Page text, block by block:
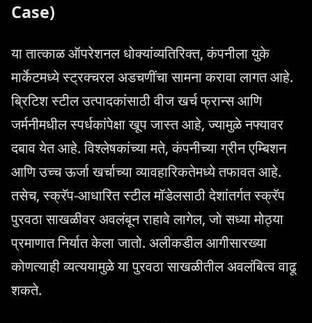
Case)
या तात्काळ ऑपरेशनल धोक्यांव्यतिरिक्त, कंपनीला युके
मार्केटमध्ये स्ट्रक्चरल अडचणींचा सामना करावा लागत आहे.
ब्रिटिश स्टील उत्पादकांसाठी वीज खर्च फ्रान्स आणि
जर्मनीमधील स्पर्धकांपेक्षा खूप जास्त आहे, ज्यामुळे नफ्यावर
दबाव येत आहे. विश्लेषकांच्या मते, कंपनीच्या ग्रीन एम्बिशन
आणि उच्च ऊर्जा खर्चाच्या व्यावहारिकतेमध्ये तफावत आहे.
तसेच, स्क्रॅप-आधारित स्टील मॉडेलसाठी देशांतर्गत स्क्रॅप
पुरवठा साखळीवर अवलंबून राहावे लागेल, जो सध्या मोठ्या
प्रमाणात निर्यात केला जातो. अलीकडील आगीसारख्या
कोणत्याही व्यत्ययामुळे या पुरवठा साखळीतील अवलंबित्व वाढू
शकते.